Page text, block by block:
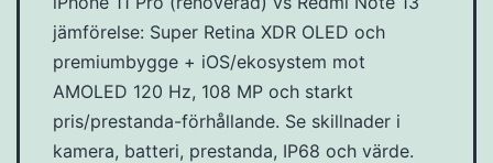
jämförelse: Super Retina XDR OLED och
premiumbygge + iOS/ekosystem mot
AMOLED 120 Hz, 108 MP och starkt
pris/prestanda-förhållande. Se skillnader i
kamera, batteri, prestanda, IP68 och värde.